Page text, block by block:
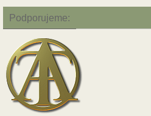
Podporujeme: